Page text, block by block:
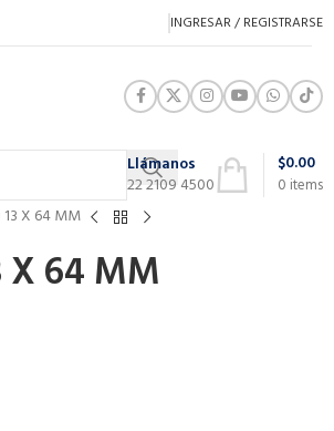
INGRESAR / REGISTRARSE
Llámanos
22 2109 4500
0 items
$0.00
X 64 MM
X 64 MM